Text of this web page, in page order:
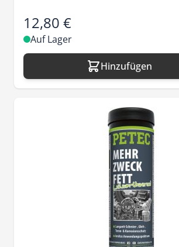
12,80 €
Auf Lager
Hinzufügen